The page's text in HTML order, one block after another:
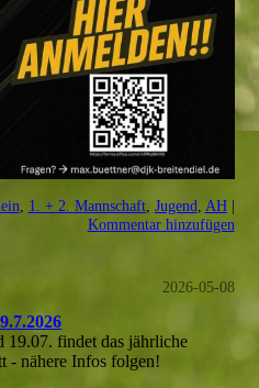
1. + 2. Mannschaft, Jugend AH|
Kommentar hinzufügen
2026-05-08
19.07. findet das jährliche
- nähere Infos folgen!